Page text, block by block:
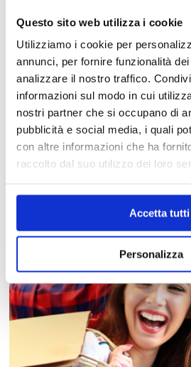
Questo sito web utilizza i cookie
Utilizziamo i cookie per
annunci, per fornire funzionalità
analizzare il nostro traffico.
informazioni sul modo in cui
nostri partner che si occupano di
pubblicità e social media, i quali
con altre informazioni che ha
raccolto dal suo utilizzo dei loro
Accetta tutti
Personalizza
MAPPA DEL
Trova in un attimo il punto